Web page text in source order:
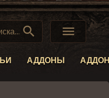
 
АДДОНЫ